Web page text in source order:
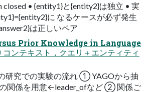
closed • {entity1}と{entity2}は独立 • 実
に なるケースが必ず発生
は正しいペア
Prior Knowledge in Language
ンテキスト，クエリ＋エンティティ
研究での実験の流れ ① YAGOから抽
関係を用意←leader_ofなど ② 関係ご